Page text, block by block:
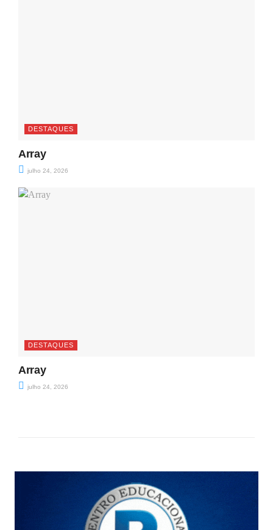
DESTAQUES
Array
julho 24, 2026
DESTAQUES
Array
julho 24, 2026